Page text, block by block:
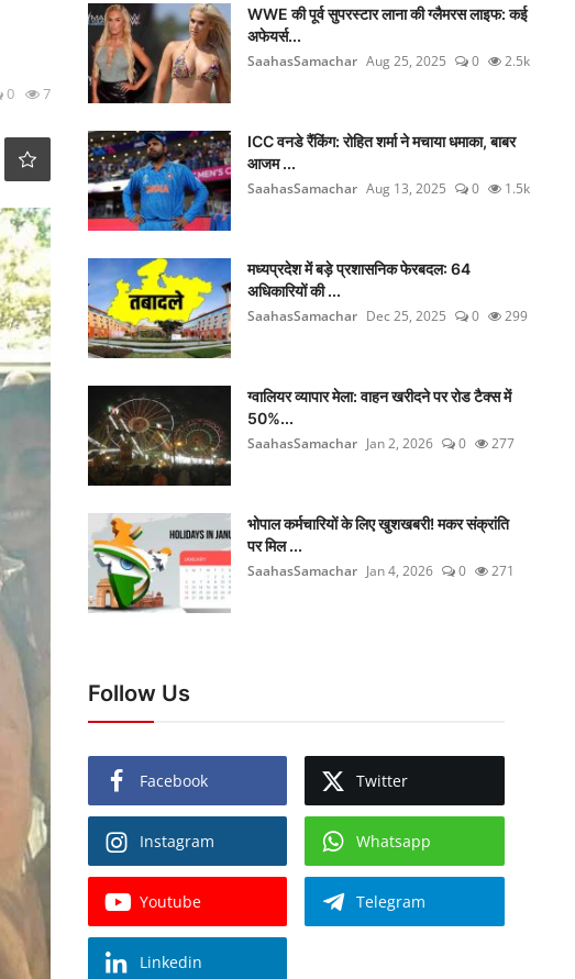
0 7
WWE की पूर्व सुपरस्टार लाना की ग्लैमरस लाइफ: कई
अफेयर्स...
SaahasSamachar Aug 25, 2025 0 2.5k
ICC वनडे रैंकिंग: रोहित शर्मा ने मचाया धमाका, बाबर
आजम ...
SaahasSamachar Aug 13, 2025 0 1.5k
मध्यप्रदेश में बड़े प्रशासनिक फेरबदल: 64
अधिकारियों की ...
SaahasSamachar Dec 25, 2025 0 299
ग्वालियर व्यापार मेला: वाहन खरीदने पर रोड टैक्स में
50%...
SaahasSamachar Jan 2, 2026 0 277
भोपाल कर्मचारियों के लिए खुशखबरी! मकर संक्रांति
पर मिल ...
SaahasSamachar Jan 4, 2026 0 271
Follow Us
Facebook Twitter
Instagram Whatsapp
Youtube Telegram
Linkedin